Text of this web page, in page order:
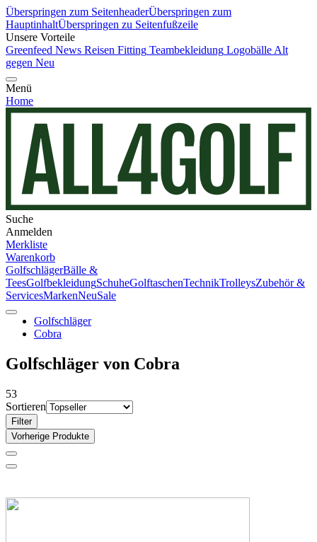
Überspringen zum SeitenheaderÜberspringen zum
HauptinhaltÜberspringen zu Seitenfußzeile
Unsere Vorteile
Greenfeed News Reisen Fitting Teambekleidung Logobälle Alt
gegen Neu
Menü
Home
Suche
Anmelden
Merkliste
Warenkorb
GolfschlägerBälle &
TeesGolfbekleidungSchuheGolftaschenTechnikTrolleysZubehör &
ServicesMarkenNeuSale
Golfschläger
Cobra
Golfschläger von Cobra
53
Sortieren
Filter
Vorherige Produkte